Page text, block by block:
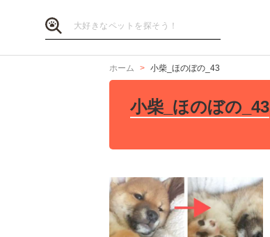
ホーム 小柴_ほのぼの_43
小柴_ほのぼの_43